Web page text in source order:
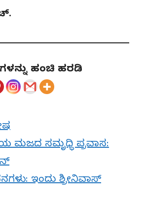
ಹಂಚಿ ಹರಡಿ
ಮಜದ ಸಮೃಧ್ಧಿ ಪ್ರವಾಸ:
ಇಂದು ಶ್ರೀನಿವಾಸ್